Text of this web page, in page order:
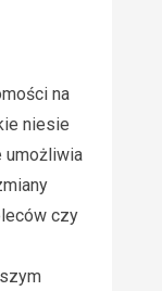
na
niesie
umożliwia
czy